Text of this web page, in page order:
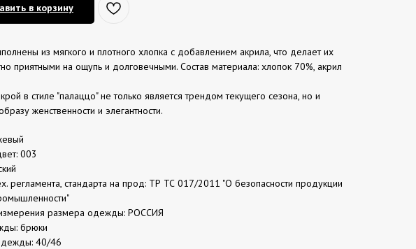
в корзину
из мягкого и плотного хлопка с добавлением акрила, что делает их
приятными на ощупь и долговечными. Состав материала: хлопок 70%, акрил
в стиле "палаццо" не только является трендом текущего сезона, но и
женственности и элегантности.
003
регламента, стандарта на прод: ТР ТС 017/2011 "О безопасности продукции
размера одежды: РОССИЯ
брюки
40/46